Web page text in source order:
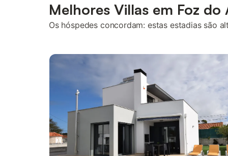
Melhores Villas em Foz do
Os hóspedes concordam: estas estadias são